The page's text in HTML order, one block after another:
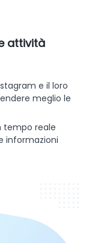
attività
e il loro
meglio le
tempo reale
informazioni